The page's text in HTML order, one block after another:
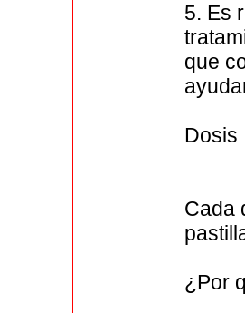
5. Es
que
Dosis
Cada
¿Por